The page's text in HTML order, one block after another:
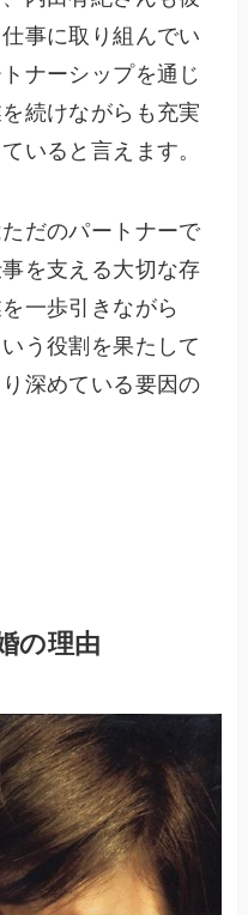
事に取り組んでい
ナーシップを通じ
続けながらも充実
いると言えます。
だのパートナーで
を支える大切な存
一歩引きながら
う役割を果たして
深めている要因の
の理由